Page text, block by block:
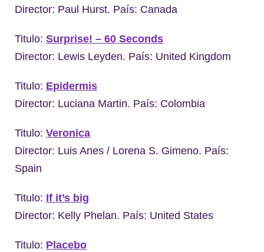
Director: Paul Hurst. País: Canada
Titulo: Surprise! – 60 Seconds
Director: Lewis Leyden. País: United Kingdom
Titulo: Epidermis
Director: Luciana Martin. País: Colombia
Titulo: Veronica
Director: Luis Anes / Lorena S. Gimeno. País:
Spain
Titulo: If it’s big
Director: Kelly Phelan. País: United States
Titulo: Placebo